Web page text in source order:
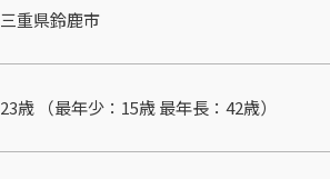
三重県鈴鹿市
23歳 （最年少：15歳 最年⻑：42歳）